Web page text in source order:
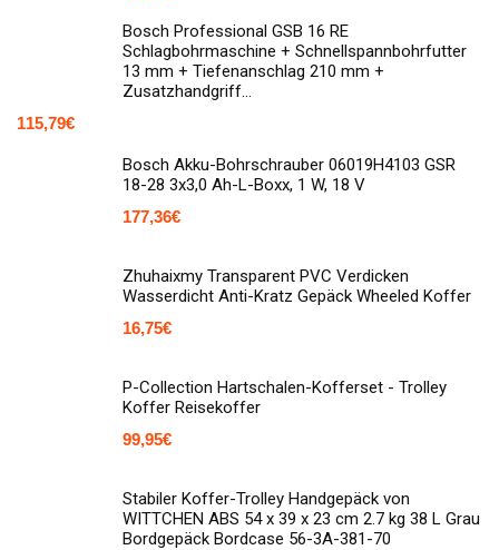
Bosch Professional GSB 16 RE
Schlagbohrmaschine + Schnellspannbohrfutter
13 mm + Tiefenanschlag 210 mm +
Zusatzhandgriff…
115,79€
Bosch Akku-Bohrschrauber 06019H4103 GSR
18-28 3x3,0 Ah-L-Boxx, 1 W, 18 V
177,36€
Zhuhaixmy Transparent PVC Verdicken
Wasserdicht Anti-Kratz Gepäck Wheeled Koffer
16,75€
P-Collection Hartschalen-Kofferset - Trolley
Koffer Reisekoffer
99,95€
Stabiler Koffer-Trolley Handgepäck von
WITTCHEN ABS 54 x 39 x 23 cm 2.7 kg 38 L Grau
Bordgepäck Bordcase 56-3A-381-70